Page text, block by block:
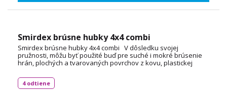
Smirdex brúsne hubky 4x4 combi
Smirdex brúsne hubky 4x4 combi V dôsledku svojej
pružnosti, môžu byť použité buď pre suché i mokré brúsenie
hrán, plochých a tvarovaných povrchov z kovu, plastickej
potiahnuté aj oxidom hlinitým aj karbidom kremíka a zrná sú
lepené špeciálnou živicou.
4 odtiene